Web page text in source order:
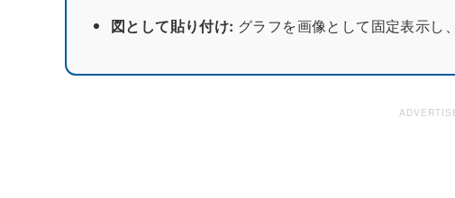
図として貼り付け: グラフを画像として固定表示し